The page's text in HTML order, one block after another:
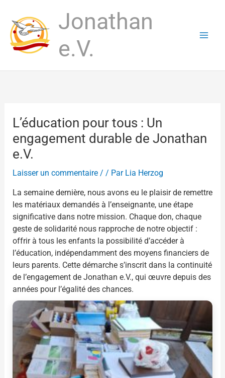
contenu
Jonathan
e.V.
L’éducation pour tous : Un
engagement durable de Jonathan
e.V.
Laisser un commentaire / / Par Lia Herzog
La semaine dernière, nous avons eu le plaisir de remettre
les matériaux demandés à l’enseignante, une étape
significative dans notre mission. Chaque don, chaque
geste de solidarité nous rapproche de notre objectif :
offrir à tous les enfants la possibilité d’accéder à
l’éducation, indépendamment des moyens financiers de
leurs parents. Cette démarche s’inscrit dans la continuité
de l’engagement de Jonathan e.V., qui œuvre depuis des
années pour l’égalité des chances.